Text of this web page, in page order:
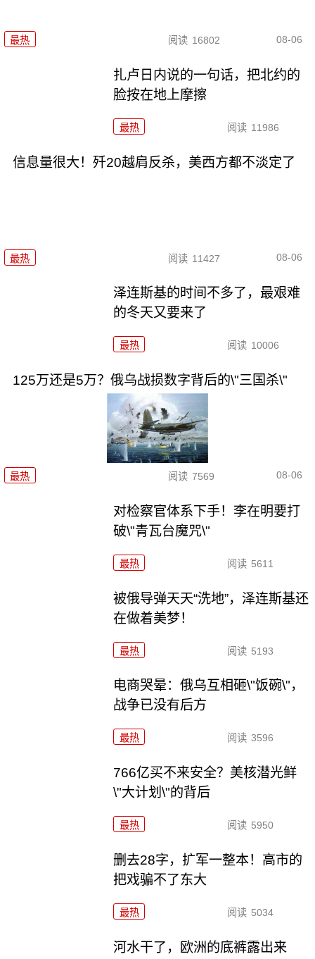
最热 阅读 16802 08-06
扎卢日内说的一句话，把北约的
脸按在地上摩擦
最热 阅读 11986
信息量很大！歼20越肩反杀，美西方都不淡定了
最热 阅读 11427 08-06
泽连斯基的时间不多了，最艰难
的冬天又要来了
最热 阅读 10006
125万还是5万？俄乌战损数字背后的\"三国杀\"
最热 阅读 7569 08-06
对检察官体系下手！李在明要打
破\"青瓦台魔咒\"
最热 阅读 5611
被俄导弹天天“洗地”，泽连斯基还
在做着美梦！
最热 阅读 5193
电商哭晕：俄乌互相砸\"饭碗\"，
战争已没有后方
最热 阅读 3596
766亿买不来安全？美核潜光鲜
\"大计划\"的背后
最热 阅读 5950
删去28字，扩军一整本！高市的
把戏骗不了东大
最热 阅读 5034
河水干了，欧洲的底裤露出来